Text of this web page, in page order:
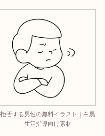
拒否する男性の無料イラスト｜白黒
生活指導向け素材